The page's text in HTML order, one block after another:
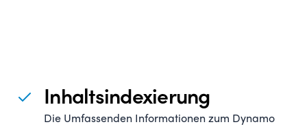
Inhaltsindexierung
Die Umfassenden Informationen zum Dynamo